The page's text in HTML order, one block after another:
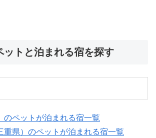
ットと泊まれる宿を探す
のペットが泊まれる宿一覧
重県）のペットが泊まれる宿一覧